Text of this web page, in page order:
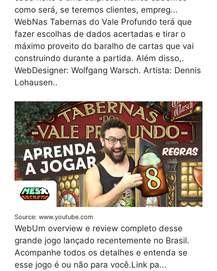
como será, se teremos clientes, empreg...
WebNas Tabernas do Vale Profundo terá que
fazer escolhas de dados acertadas e tirar o
máximo proveito do baralho de cartas que vai
construindo durante a partida. Além disso,.
WebDesigner: Wolfgang Warsch. Artista: Dennis
Lohausen..
Source: www.youtube.com
WebUm overview e review completo desse
grande jogo lançado recentemente no Brasil.
Acompanhe todos os detalhes e entenda se
esse jogo é ou não para você.Link pa...